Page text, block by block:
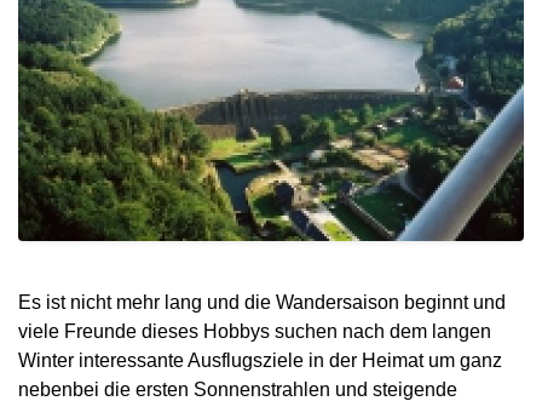
Es ist nicht mehr lang und die Wandersaison beginnt und
viele Freunde dieses Hobbys suchen nach dem langen
Winter interessante Ausflugsziele in der Heimat um ganz
nebenbei die ersten Sonnenstrahlen und steigende